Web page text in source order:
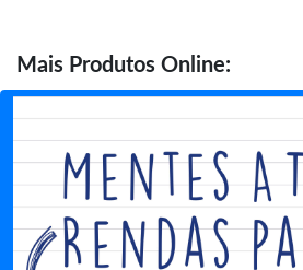
Mais Produtos Online: